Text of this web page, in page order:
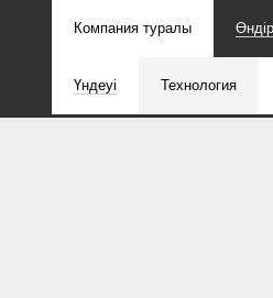
Компания туралы
Үндеуі Технология